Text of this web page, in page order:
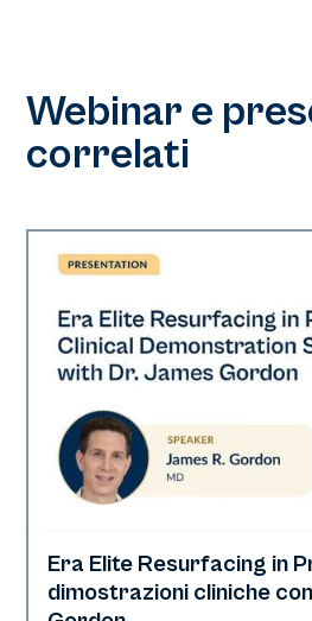
Webinar e
correlati
Era Elite
Era Elite Resurfacing in
dimostrazioni cliniche